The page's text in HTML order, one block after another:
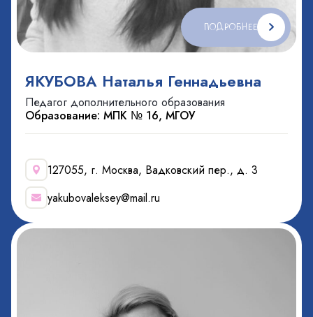
ПОДРОБНЕЕ
ЯКУБОВА Наталья Геннадьевна
Педагог дополнительного образования
Образование: МПК № 16, МГОУ
127055, г. Москва, Вадковский пер., д. 3
yakubovaleksey@mail.ru